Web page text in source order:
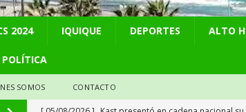
2024 IQUIQUE DEPORTES ALTO
POLÍTICA
SOMOS CONTACTO